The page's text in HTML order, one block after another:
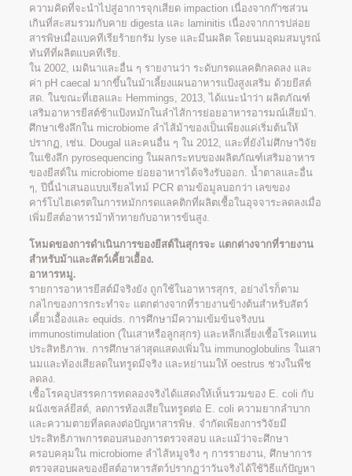
ความคิดที่จะนำไปสู่อาการจุกเสียด impaction เนื่องจากก๊าซส่วน
เกินที่สะสมรวมกับคาย digesta และ laminitis เนื่องจากการปล่อย
สารพิษเมื่อแบคทีเรียร้ายกรัม lyse และมีนผลิต โดยนมอุดมสมบูรณ์
ทันทีที่ผลิตแบคทีเรีย.
ใน 2002, เมดินาและอื่น ๆ รายงานว่า ระดับกรดแลคติกลดลง และ
ค่า pH caecal มากขึ้นในม้าเลี้ยงแผนอาหารแป้งสูงเสริม ด้วยยีสต์
สด. ในขณะที่เฮลและ Hemmings, 2013, ได้แนะนำว่า ผลิตภัณฑ์
เสริมอาหารยีสต์ช้าแป้งหมักในลำไส้การย่อยอาหารอารมณ์เสียม้า.
ศึกษาเชิงลึกใน microbiome ลำไส้ม้าของเป็นเพียงแค่เริ่มต้นให้
ปรากฏ, เช่น. Dougal และคนอื่น ๆ ใน 2012, และที่ยังไม่ศึกษาวิจัย
ในเชิงลึก pyrosequencing ในผลกระทบของผลิตภัณฑ์เสริมอาหาร
ของยีสต์ใน microbiome ย่อยอาหารได้จริงรับออก. น้ำตาลและอื่น
ๆ, ปีนี้นำเสนอแบบเรียลไทม์ PCR ตามข้อมูลบอกว่า เลขของ
คาร์โบไฮเดรตในการหมักกรดแลคติกที่ผลิตเชื้อในอุจจาระลดลงเมื่อ
เพิ่มยีสต์อาหารม้าท้าทายกับอาหารข้นสูง.
โหมดของการดำเนินการของยีสต์ในสุกรจะ แตกต่างจากที่รายงาน
สำหรับม้าและสัตว์เคี้ยวเอื้อง.
อาหารหมู.
รายการอาหารยีสต์มีจริงยัง ถูกใช้ในอาหารสุกร, อย่างไรก็ตาม
กลไกของการกระทำจะ แตกต่างจากที่รายงานข้างต้นสำหรับสัตว์
เคี้ยวเอื้องและ equids. การศึกษามีความเข้มข้นจริงบน
immunostimulation (ในเสาหรือลูกสุกร) และหลีกเลี่ยงเชื้อโรคแทน
ประสิทธิภาพ. การศึกษาล่าสุดแสดงเพิ่มใน immunoglobulins ในเสา
นมและท้องเสียลดในทรูดมีจริง และหย่านมให้ oestrus ช่วงในพืช
ลดลง.
เชื้อโรคอุปสรรคการทดลองจริงได้แสดงให้เห็นรวมของ E. coli กับ
ผนังเซลล์ยีสต์, ลดการท้องเสียในทรูดต่อ E. coli ความยากลำบาก
และความตายที่ลดลงต่อปัญหาสารพิษ. จำกัดเพียงการวิจัยมี
ประสิทธิภาพการตอบสนองการตรวจสอบ และแม้ว่าจะศึกษา
ครอบคลุมใน microbiome ลำไส้หมูจริง ๆ การรายงาน, ศึกษาการ
ตรวจสอบผลของยีสต์อาหารสัตว์ปรากฏว่าวันจริงได้ใช้วิธีแก้ปัญหา